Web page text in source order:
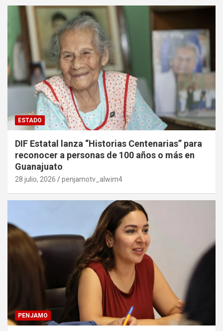
ESTADO
DIF Estatal lanza “Historias Centenarias” para
reconocer a personas de 100 años o más en
Guanajuato
28 julio, 2026 penjamotv_alwim4
PENJAMO